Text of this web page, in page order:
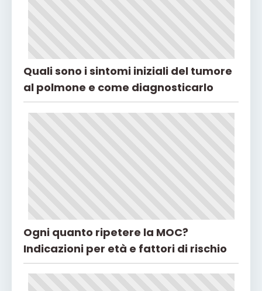
Quali sono i sintomi iniziali del tumore
al polmone e come diagnosticarlo
Ogni quanto ripetere la MOC?
Indicazioni per età e fattori di rischio